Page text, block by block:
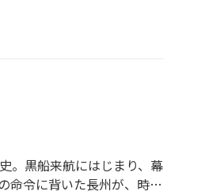
。黒船来航にはじまり、幕
命令に背いた長州が、時流